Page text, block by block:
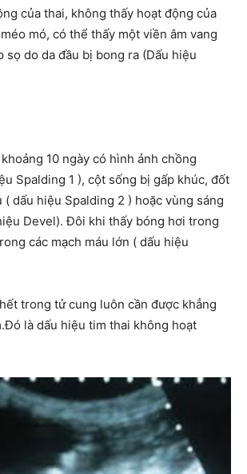
của thai, không thấy hoạt động của
mó, có thể thấy một viền âm vang
sọ do da đầu bị bong ra (Dấu hiệu
10 ngày có hình ảnh chồng
Spalding 1 ), cột sống bị gấp khúc, đốt
( dấu hiệu Spalding 2 ) hoặc vùng sáng
Devel). Đôi khi thấy bóng hơi trong
các mạch máu lớn ( dấu hiệu
trong tử cung luôn cần được khẳng
là dấu hiệu tim thai không hoạt